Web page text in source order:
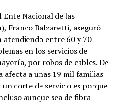
Nacional de las
Franco Balzaretti, aseguró
atendiendo entre 60 y 70
en los servicios de
por robos de cables. De
afecta a unas 19 mil familias
un corte de servicio es porque
aunque sea de fibra